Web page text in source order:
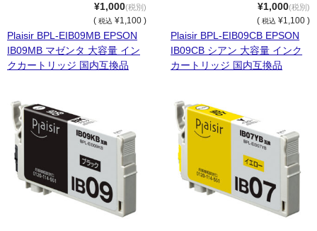
¥1,000(税別)
( 税込 ¥1,100 )
Plaisir BPL-EIB09MB EPSON
IB09MB マゼンタ 大容量 イン
クカートリッジ 国内互換品
¥1,000(税別)
( 税込 ¥1,100 )
Plaisir BPL-EIB09CB EPSON
IB09CB シアン 大容量 インク
カートリッジ 国内互換品